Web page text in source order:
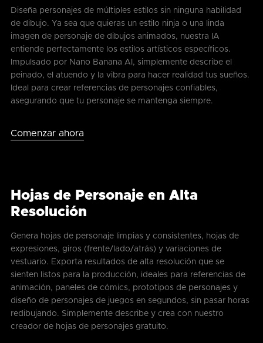
Diseña personajes de múltiples estilos sin ninguna habilidad
de dibujo. Ya sea que quieras un estilo ninja o una linda
imagen de personaje de dibujos animados, nuestra IA
entiende perfectamente los estilos artísticos específicos.
Impulsado por Nano Banana AI, simplemente describe el
peinado, el atuendo y la vibra para hacer realidad tus sueños.
Ideal para crear referencias de personajes confiables,
asegurando que tu personaje se mantenga siempre.
Comenzar ahora
Hojas de Personaje en Alta
Resolución
Genera hojas de personaje limpias y consistentes, hojas de
expresiones, giros (frente/lado/atrás) y variaciones de
vestuario. Exporta resultados de alta resolución que se
sienten listos para la producción, ideales para referencias de
animación, paneles de cómics, prototipos de personajes y
diseño de personajes de juegos en segundos, sin pasar horas
redibujando. Simplemente describe y crea con nuestro
creador de hojas de personajes gratuito.